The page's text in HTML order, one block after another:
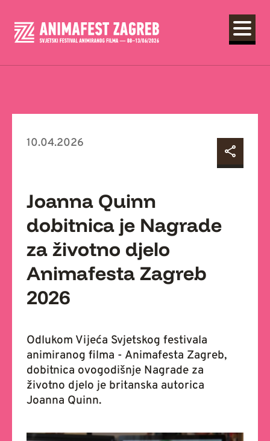
10.04.2026
Joanna Quinn
dobitnica je Nagrade
za životno djelo
Animafesta Zagreb
2026
Odlukom Vijeća Svjetskog festivala
animiranog filma - Animafesta Zagreb,
dobitnica ovogodišnje Nagrade za
životno djelo je britanska autorica
Joanna Quinn.